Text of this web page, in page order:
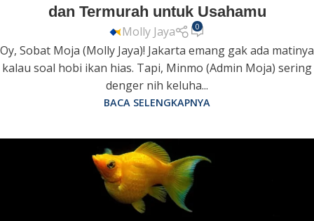
dan Termurah untuk Usahamu
Molly Jaya 0
Oy, Sobat Moja (Molly Jaya)! Jakarta emang gak ada matinya
kalau soal hobi ikan hias. Tapi, Minmo (Admin Moja) sering
denger nih keluha...
BACA SELENGKAPNYA